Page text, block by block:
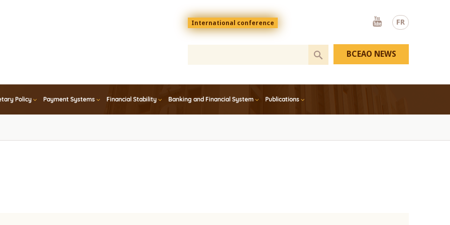
FR
Menu
top
En
International conference
Youtube
Policy Payment Systems Financial Stability Banking and Financial System Publications
BCEAO NEWS